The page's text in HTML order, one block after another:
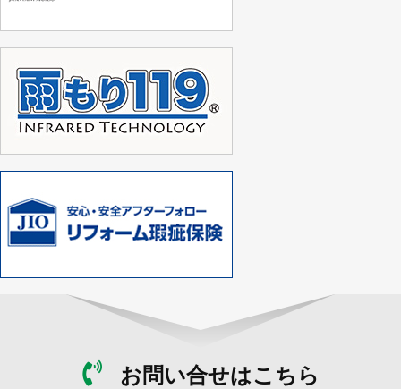
お問い合せはこちら